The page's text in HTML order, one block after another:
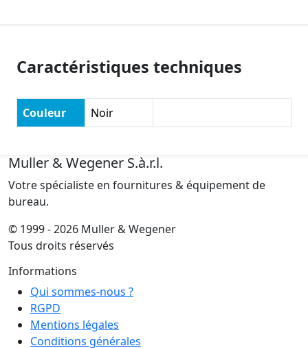
Caractéristiques techniques
Couleur Noir
Muller & Wegener S.à.r.l.
Votre spécialiste en fournitures & équipement de
bureau.
© 1999 - 2026 Muller & Wegener
Tous droits réservés
Informations
Qui sommes-nous ?
RGPD
Mentions légales
Conditions générales